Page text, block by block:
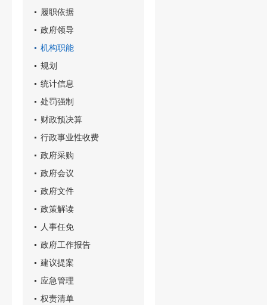
履职依据
政府领导
机构职能
规划
统计信息
处罚强制
财政预决算
行政事业性收费
政府采购
政府会议
政府文件
政策解读
人事任免
政府工作报告
建议提案
应急管理
权责清单